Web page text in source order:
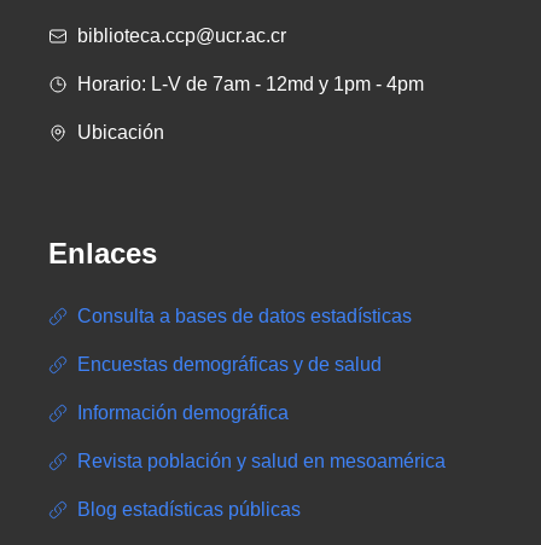
biblioteca.ccp@ucr.ac.cr
Horario: L-V de 7am - 12md y 1pm - 4pm
Ubicación
Enlaces
Consulta a bases de datos estadísticas
Encuestas demográficas y de salud
Información demográfica
Revista población y salud en mesoamérica
Blog estadísticas públicas